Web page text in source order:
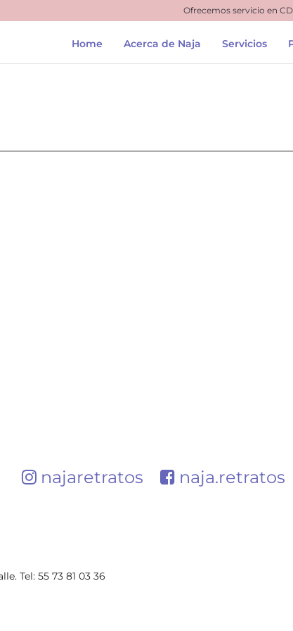
Ofrecemos servicio en
Home Acerca de Naja Servicios
najaretratos naja.retratos
Tel: 55 73 81 03 36